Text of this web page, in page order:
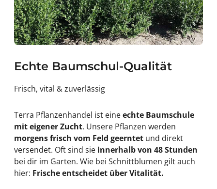
Echte Baumschul-Qualität
Frisch, vital & zuverlässig
Terra Pflanzenhandel ist eineechte Baumschule
mit eigener Zucht. Unsere Pflanzen werden
morgens frisch vom Feld geerntetund direkt
versendet. Oft sind sie innerhalb von 48 Stunden
bei dir im Garten. Wie bei Schnittblumen gilt auch
hier: Frische entscheidet über Vitalität.